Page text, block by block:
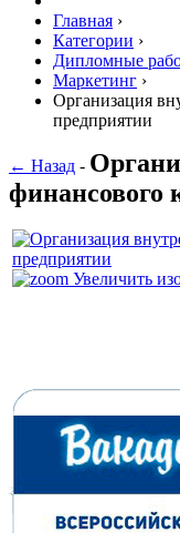
Главная ›
Категории ›
Дипломные
Маркетинг ›
Организация
предприятии
← Назад -
финансового
Увеличить